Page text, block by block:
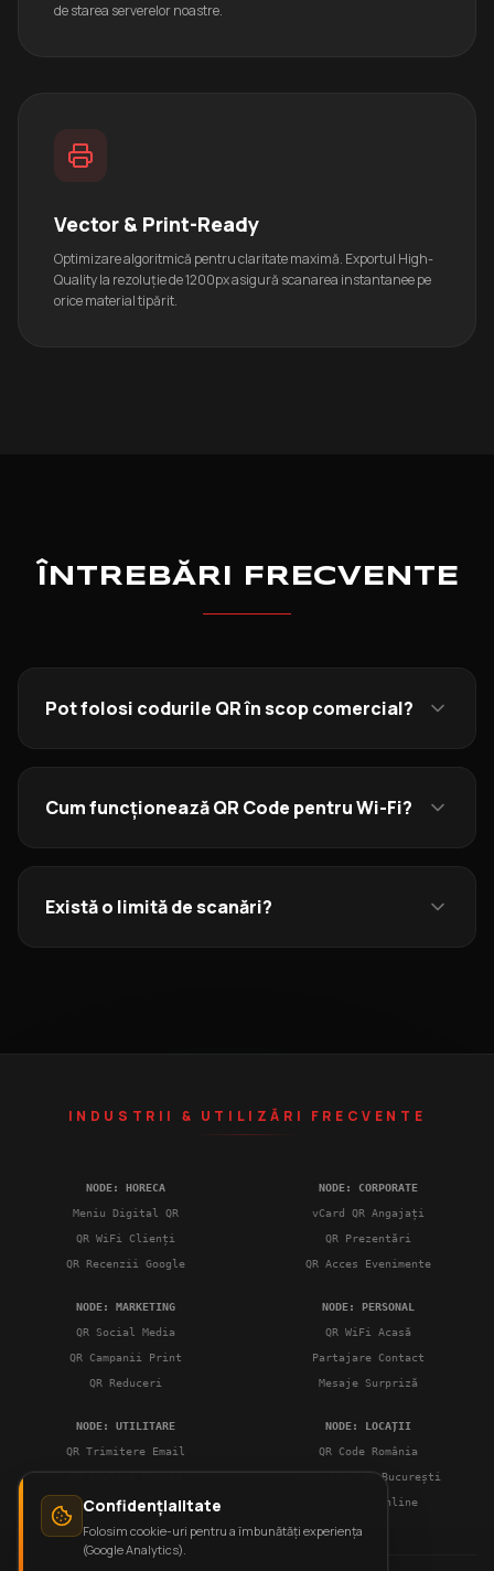
Confidențialitate
Folosim cookie-uri pentru a îmbunătăți experiența
(Google Analytics).
de starea serverelor noastre.
Vector & Print-Ready
Optimizare algoritmică pentru claritate maximă. Exportul High-
Quality la rezoluție de 1200px asigură scanarea instantanee pe
orice material tipărit.
ÎNTREBĂRI FRECVENTE
Pot folosi codurile QR în scop comercial?
Cum funcționează QR Code pentru Wi-Fi?
Există o limită de scanări?
INDUSTRII & UTILIZĂRI FRECVENTE
NODE: HORECA
Meniu Digital QR
QR WiFi Clienți
QR Recenzii Google
NODE: CORPORATE
vCard QR Angajați
QR Prezentări
QR Acces Evenimente
NODE: MARKETING
QR Social Media
QR Campanii Print
QR Reduceri
NODE: PERSONAL
QR WiFi Acasă
Partajare Contact
Mesaje Surpriză
NODE: UTILITARE
QR Trimitere Email
QR Apelare Rapidă
QR Geolocație
NODE: LOCAȚII
QR Code România
Generator QR București
QR Tools Online